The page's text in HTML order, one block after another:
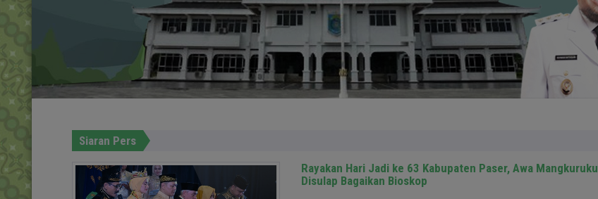
Siaran Pers
Rayakan Hari Jadi ke 63 Kabupaten Paser, Awa Mangkuruku
Disulap Bagaikan Bioskop